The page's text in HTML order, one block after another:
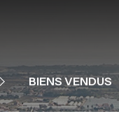
BIENS VENDUS